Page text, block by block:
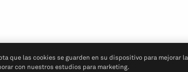
que las cookies se guarden en su dispositivo para mejorar la
con nuestros estudios para marketing.